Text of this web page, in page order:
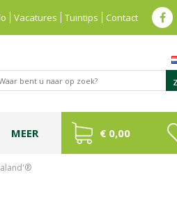
Vacatures Tuintips Contact
MEER € 0,00